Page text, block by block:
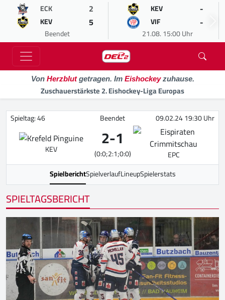
ECK 2
KEV 5
Beendet
KEV -
VIF -
21.08. 15:00 Uhr
Von Herzblutgetragen. Im Eishockeyzuhause.
Zuschauerstärkste 2. Eishockey-Liga Europas
Spieltag: 46 Beendet 09.02.24 19:30 Uhr
KEV 2-1
(0:0;2:1;0:0)
EPC
SpielberichtSpielverlaufLineupSpielerstats
SPIELTAGSBERICHT